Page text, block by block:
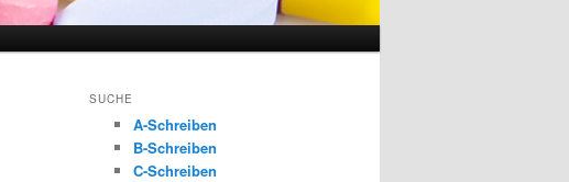
SUCHE
A-Schreiben
B-Schreiben
C-Schreiben